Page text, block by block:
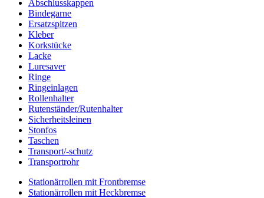
Abschlusskappen
Bindegarne
Ersatzspitzen
Kleber
Korkstücke
Lacke
Luresaver
Ringe
Ringeinlagen
Rollenhalter
Rutenständer/Rutenhalter
Sicherheitsleinen
Stonfos
Taschen
Transport/-schutz
Transportrohr
Stationärrollen mit Frontbremse
Stationärrollen mit Heckbremse